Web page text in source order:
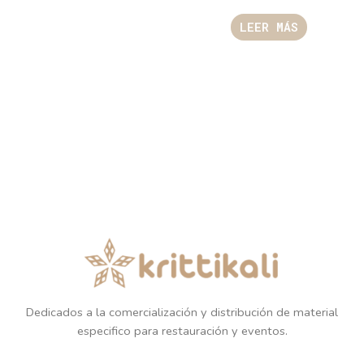
LEER MÁS
Dedicados a la comercialización y distribución de material
especifico para restauración y eventos.